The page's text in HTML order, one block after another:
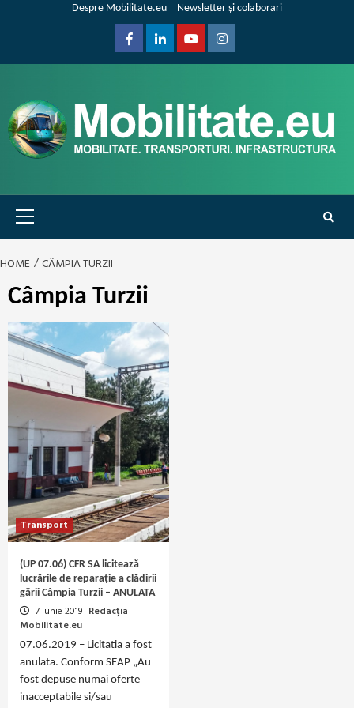
Despre Mobilitate.eu Newsletter și colaborari
FacebookLinkedinYoutubeInstagram
Primary
Menu
HOME CÂMPIA TURZII
Câmpia Turzii
Transport
(UP 07.06) CFR SA licitează
lucrările de reparație a clădirii
gării Câmpia Turzii – ANULATA
7 iunie 2019 Redacția
Mobilitate.eu
07.06.2019 – Licitatia a fost
anulata. Conform SEAP „Au
fost depuse numai oferte
inacceptabile si/sau